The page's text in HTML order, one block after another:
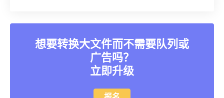
想要转换大文件而不需要队列或
广告吗？
立即升级